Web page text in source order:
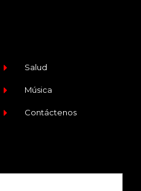
Salud
Música
Contáctenos